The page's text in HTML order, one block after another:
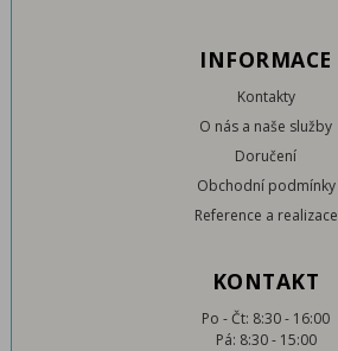
INFORMACE
Kontakty
O nás a naše služby
Doručení
Obchodní podmínky
Reference a realizace
KONTAKT
Po - Čt: 8:30 - 16:00
Pá: 8:30 - 15:00